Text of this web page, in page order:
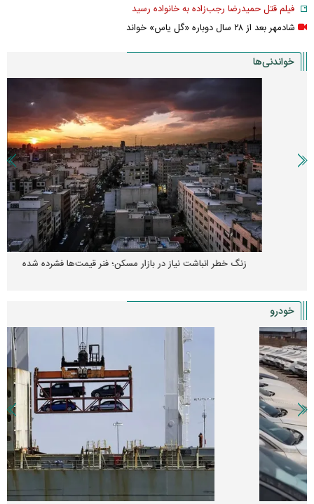
فیلم قتل حمیدرضا رجب‌زاده به خانواده رسید
شادمهر بعد از ۲۸ سال دوباره «گل یاس» خواند
خواندنی‌ها
زنگ خطر انباشت نیاز در بازار مسکن؛ فنر قیمت‌ها فشرده شده
خودرو